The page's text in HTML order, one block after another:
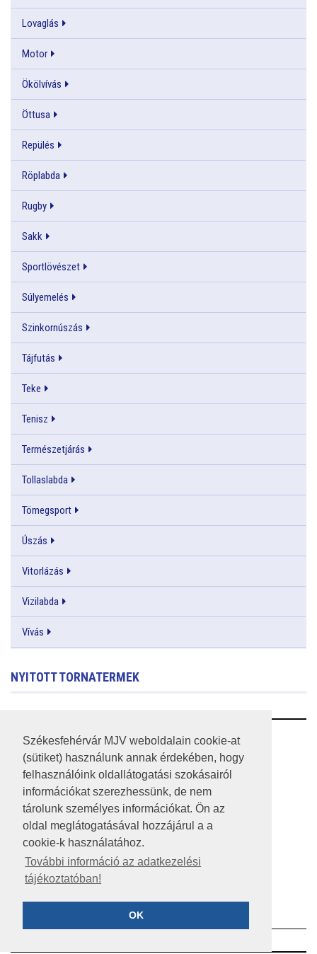
Székesfehérvár MJV weboldalain cookie-at
(sütiket) használunk annak érdekében, hogy
felhasználóink oldallátogatási szokásairól
információkat szerezhessünk, de nem
tárolunk személyes információkat. Ön az
oldal meglátogatásával hozzájárul a a
cookie-k használatához.
További információ az adatkezelési
tájékoztatóban!
OK
Lovaglás
Motor
Ökölvívás
Öttusa
Repülés
Röplabda
Rugby
Sakk
Sportlövészet
Súlyemelés
Szinkornúszás
Tájfutás
Teke
Tenisz
Természetjárás
Tollaslabda
Tömegsport
Úszás
Vitorlázás
Vizilabda
Vívás
NYITOTT TORNATERMEK
RSS
A HONLAP 2017.03.31-I ÁLLAPOTA
JOGI NYILATKOZAT
IMPRESSZUM
KÖZÉRDEKŰ ADATOK